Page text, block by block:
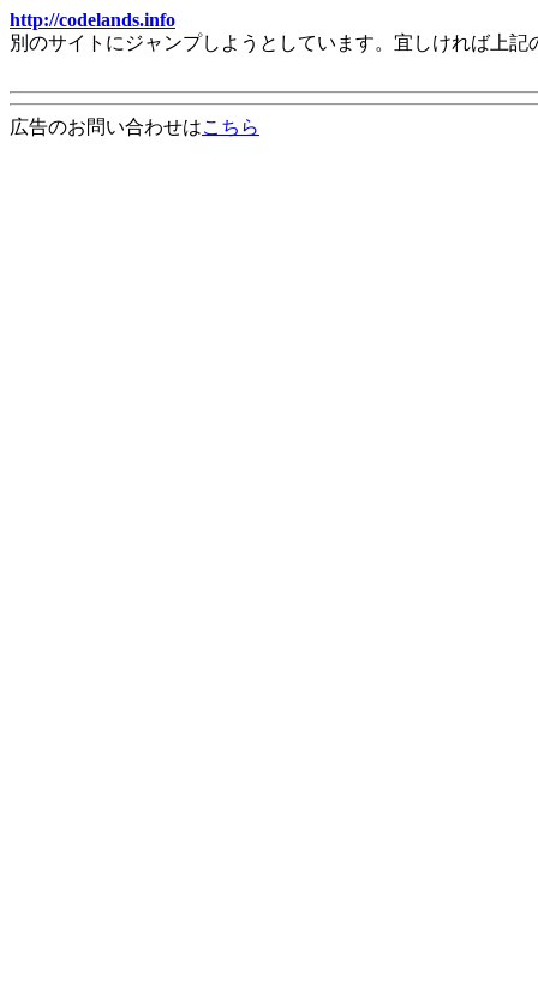
http://codelands.info
別のサイトにジャンプしようとしています。宜しければ上
広告のお問い合わせはこちら